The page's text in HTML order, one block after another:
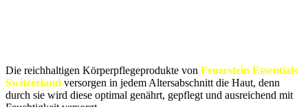
Die reichhaltigen Körperpflegeprodukte von Feuerstein Essentials
Switzerland versorgen in jedem Altersabschnitt die Haut, denn
durch sie wird diese optimal genährt, gepflegt und ausreichend mit